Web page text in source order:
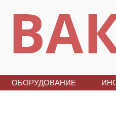
ОБОРУДОВАНИЕ